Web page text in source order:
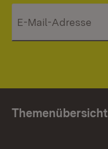
Themenübersicht